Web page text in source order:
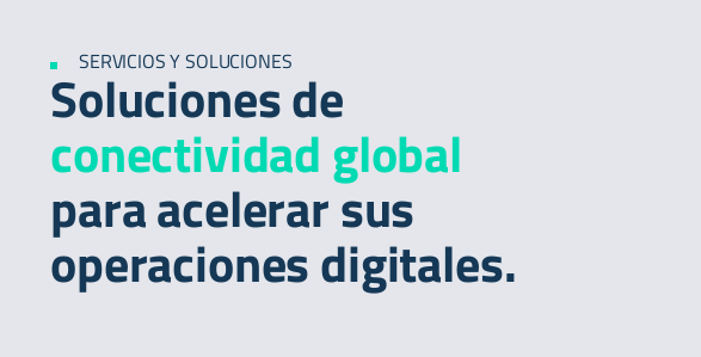
SERVICIOS Y SOLUCIONES
Soluciones de
conectividad global
para acelerar sus
operaciones digitales.